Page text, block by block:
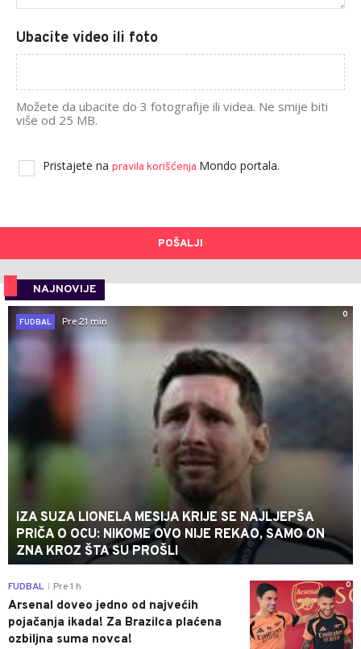
Ubacite video ili foto
Možete da ubacite do 3 fotografije ili videa. Ne smije biti
više od 25 MB.
Pristajete na pravila korišćenja Mondo portala.
POŠALJI
NAJNOVIJE
0
FUDBAL
Pre 21 min
IZA SUZA LIONELA MESIJA KRIJE SE NAJLJEPŠA
PRIČA O OCU: NIKOME OVO NIJE REKAO, SAMO ON
ZNA KROZ ŠTA SU PROŠLI
0
FUDBAL Pre 1 h
Arsenal doveo jedno od najvećih
pojačanja ikada! Za Brazilca plaćena
ozbiljna suma novca!